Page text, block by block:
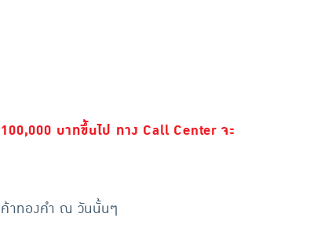
บาทขึ้นไป ทาง Call Center จะ
ค้าทองคำ ณ วันนั้นๆ